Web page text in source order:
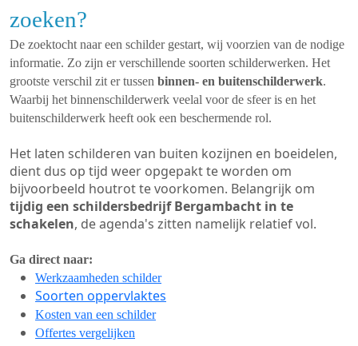
zoeken?
De zoektocht naar een schilder gestart, wij voorzien van de nodige
informatie. Zo zijn er verschillende soorten schilderwerken. Het
grootste verschil zit er tussen binnen- en buitenschilderwerk.
Waarbij het binnenschilderwerk veelal voor de sfeer is en het
buitenschilderwerk heeft ook een beschermende rol.
Het laten schilderen van buiten kozijnen en boeidelen,
dient dus op tijd weer opgepakt te worden om
bijvoorbeeld houtrot te voorkomen. Belangrijk om
tijdig een schildersbedrijf Bergambacht in te
schakelen, de agenda's zitten namelijk relatief vol.
Ga direct naar:
Werkzaamheden schilder
Soorten oppervlaktes
Kosten van een schilder
Offertes vergelijken